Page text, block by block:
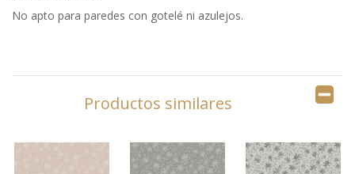
No apto para paredes con gotelé ni azulejos.
Productos similares